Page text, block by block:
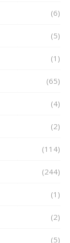
(6)
(5)
(1)
(65)
(4)
(2)
(114)
(244)
(1)
(2)
(5)